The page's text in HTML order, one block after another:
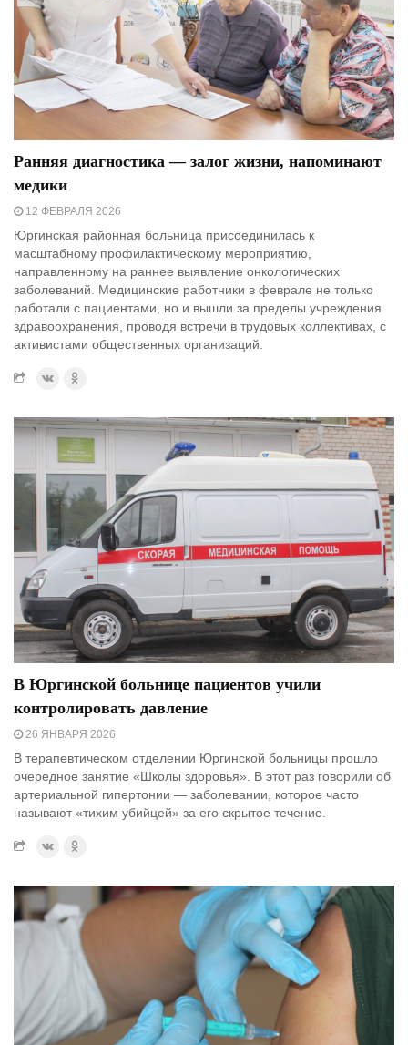
Ранняя диагностика — залог жизни, напоминают
медики
12 ФЕВРАЛЯ 2026
Юргинская районная больница присоединилась к
масштабному профилактическому мероприятию,
направленному на раннее выявление онкологических
заболеваний. Медицинские работники в феврале не только
работали с пациентами, но и вышли за пределы учреждения
здравоохранения, проводя встречи в трудовых коллективах, с
активистами общественных организаций.
В Юргинской больнице пациентов учили
контролировать давление
26 ЯНВАРЯ 2026
В терапевтическом отделении Юргинской больницы прошло
очередное занятие «Школы здоровья». В этот раз говорили об
артериальной гипертонии — заболевании, которое часто
называют «тихим убийцей» за его скрытое течение.